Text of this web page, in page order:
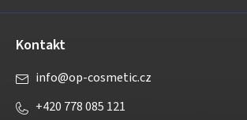
Kontakt
info@op-cosmetic.cz
+420 778 085 121